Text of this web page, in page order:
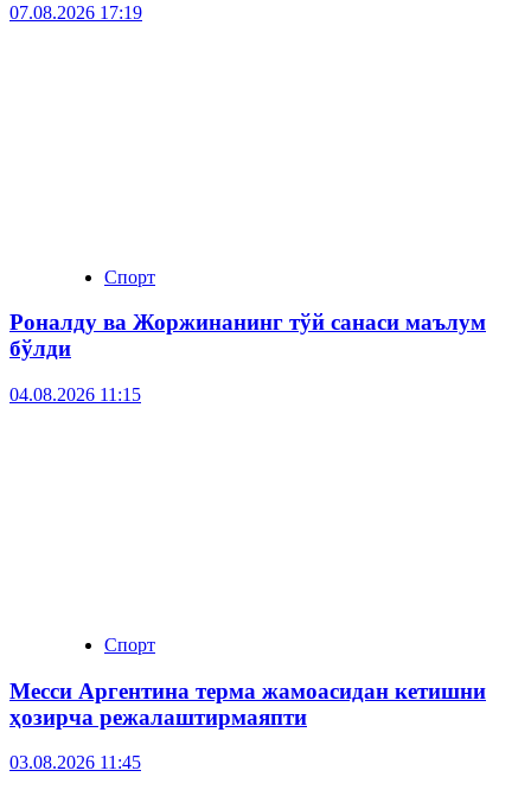
07.08.2026 17:19
Спорт
Роналду ва Жоржинанинг тўй санаси маълум
бўлди
04.08.2026 11:15
Спорт
Месси Аргентина терма жамоасидан кетишни
ҳозирча режалаштирмаяпти
03.08.2026 11:45